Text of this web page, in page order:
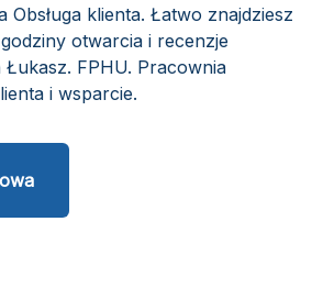
Obsługa klienta. Łatwo znajdziesz
otwarcia i recenzje
FPHU. Pracownia
i wsparcie.